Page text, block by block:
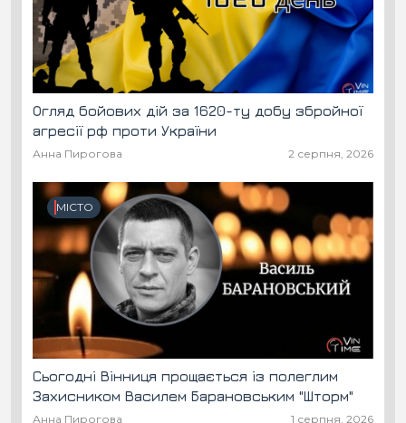
Огляд бойових дій за 1620-ту добу збройної
агресії рф проти України
Анна Пирогова 2 серпня, 2026
МІСТО
Сьогодні Вінниця прощається із полеглим
Захисником Василем Барановським "Шторм"
Анна Пирогова 1 серпня, 2026